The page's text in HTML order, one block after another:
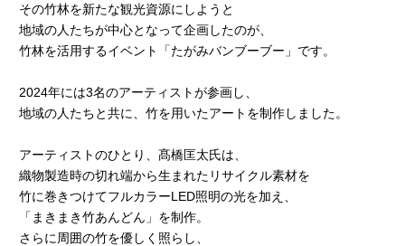
その竹林を新たな観光資源にしようと
地域の人たちが中心となって企画したのが、
竹林を活用するイベント「たがみバンブーブー」です。
2024年には3名のアーティストが参画し、
地域の人たちと共に、竹を用いたアートを制作しました。
アーティストのひとり、髙橋匡太氏は、
織物製造時の切れ端から生まれたリサイクル素材を
竹に巻きつけてフルカラーLED照明の光を加え、
「まきまき竹あんどん」を制作。
さらに周囲の竹を優しく照らし、